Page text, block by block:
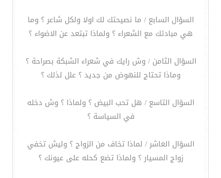
السؤال السابع / ما نصيحتك لك اولا ولكل شاعر ؟ وما
هي مبادئك مع الشعراء ؟ ولماذا تبتعد عن الاضواء ؟
السؤال الثامن / وش رايك في شعراء الشبكة بصراحة ؟
وماذا تحتاج للنهوض من جديد ؟ علل لذلك ؟
السؤال التاسع / هل تحب البيض ؟ ولماذا ؟ وش دخله
في السياسة ؟
السؤال العاشر / لماذا تخاف من الزواج ؟ وليش تخفي
زواج المسيار ؟ ولماذا تضع كحله على عيونك ؟